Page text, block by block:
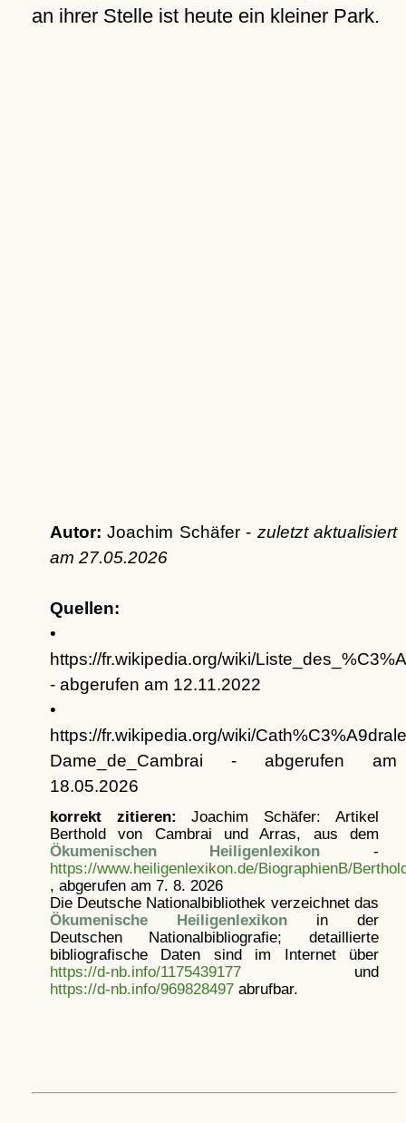
an ihrer Stelle ist heute ein kleiner Park.
Autor: Joachim Schäfer - zuletzt aktualisiert
am 27.05.2026
Quellen:
•
https://fr.wikipedia.org/wiki/
- abgerufen am 12.11.2022
•
https://fr.wikipedia.org/wiki/
Dame_de_Cambrai - abgerufen am
18.05.2026
korrekt zitieren: Joachim Schäfer: Artikel
Berthold von Cambrai und Arras, aus dem
Ökumenischen Heiligenlexikon -
https://www.heiligenlexikon.de/BiographienB/
, abgerufen am 7. 8. 2026
Die Deutsche Nationalbibliothek verzeichnet das
Ökumenische Heiligenlexikonin der
Deutschen Nationalbibliografie; detaillierte
bibliografische Daten sind im Internet über
https://d-nb.info/1175439177und
https://d-nb.info/969828497abrufbar.